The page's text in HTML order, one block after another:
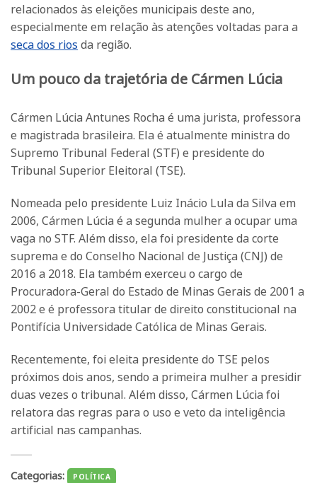
relacionados às eleições municipais deste ano,
especialmente em relação às atenções voltadas para a
seca dos rios da região.
Um pouco da trajetória de Cármen Lúcia
Cármen Lúcia Antunes Rocha é uma jurista, professora
e magistrada brasileira. Ela é atualmente ministra do
Supremo Tribunal Federal (STF) e presidente do
Tribunal Superior Eleitoral (TSE).
Nomeada pelo presidente Luiz Inácio Lula da Silva em
2006, Cármen Lúcia é a segunda mulher a ocupar uma
vaga no STF. Além disso, ela foi presidente da corte
suprema e do Conselho Nacional de Justiça (CNJ) de
2016 a 2018. Ela também exerceu o cargo de
Procuradora-Geral do Estado de Minas Gerais de 2001 a
2002 e é professora titular de direito constitucional na
Pontifícia Universidade Católica de Minas Gerais.
Recentemente, foi eleita presidente do TSE pelos
próximos dois anos, sendo a primeira mulher a presidir
duas vezes o tribunal. Além disso, Cármen Lúcia foi
relatora das regras para o uso e veto da inteligência
artificial nas campanhas.
Categorias: POLÍTICA